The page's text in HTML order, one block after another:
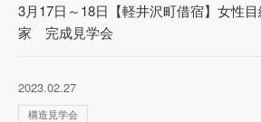
3月17日～18日【軽井沢町借宿】女性目
家 完成見学会
2023.02.27
構造見学会